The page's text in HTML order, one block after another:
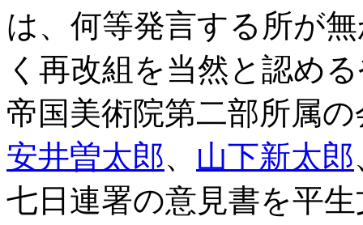
は、何等発言する所が
く再改組を当然と認め
帝国美術院第二部所属
安井曽太郎、 山下新太郎
七日連署の意見書を平